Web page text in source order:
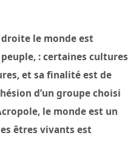
droite le monde est
: certaines cultures
et sa finalité est de
d’un groupe choisi
le monde est un
êtres vivants est